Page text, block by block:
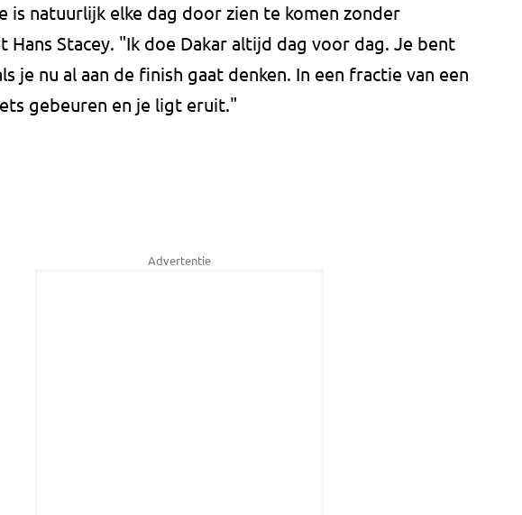
is natuurlijk elke dag door zien te komen zonder
Hans Stacey. "Ik doe Dakar altijd dag voor dag. Je bent
je nu al aan de finish gaat denken. In een fractie van een
gebeuren en je ligt eruit."
Advertentie